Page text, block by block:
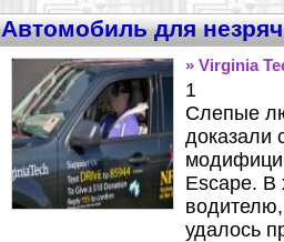
Автомобиль для
» Virginia
1
Слепые
доказали
Escape. В
удалось